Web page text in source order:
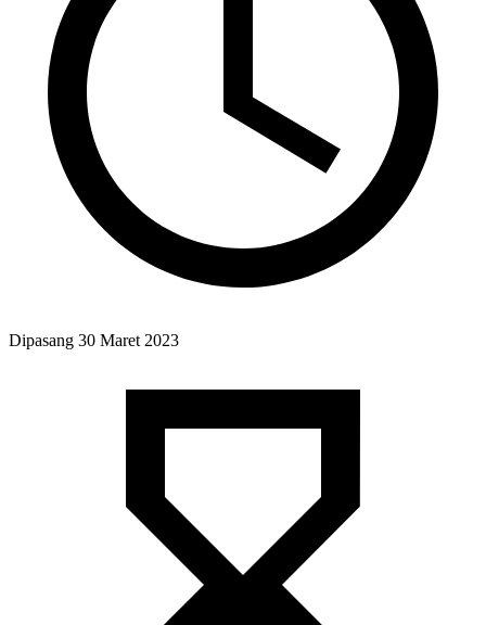
Dipasang 30 Maret 2023